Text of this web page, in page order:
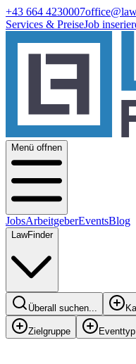
+43 664 4230007
Services & PreiseJob
Menü offnen
JobsArbeitgeberEventsBlog
LawFinder
Überall suchen...
Zielgruppe Eventtyp